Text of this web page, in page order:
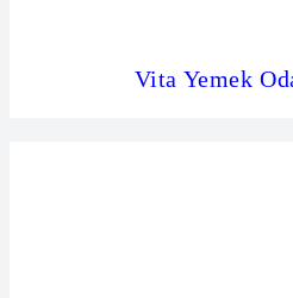
Vita Yemek